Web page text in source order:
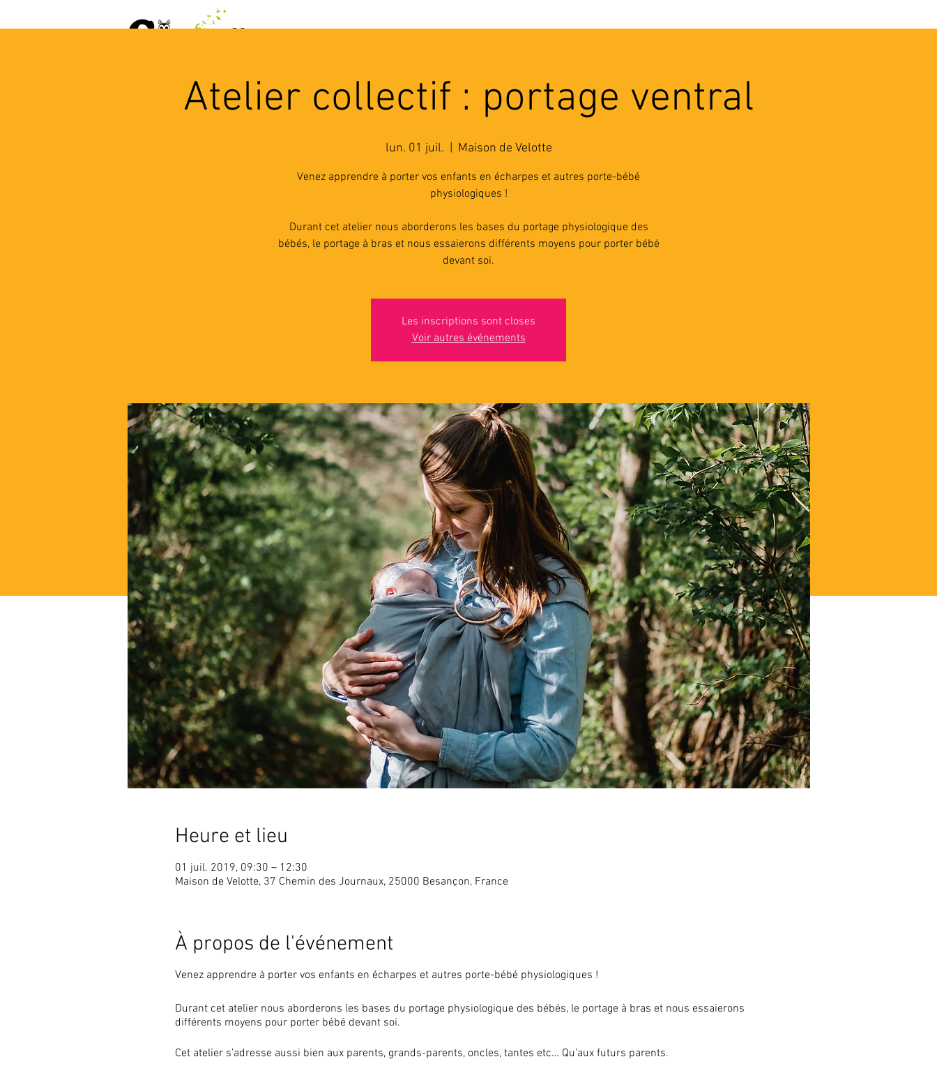
Atelier collectif : portage ventral
lun. 01 juil. Maison de Velotte
Venez apprendre à porter vos enfants en écharpes et autres porte-bébé
physiologiques !
Durant cet atelier nous aborderons les bases du portage physiologique des
bébés, le portage à bras et nous essaierons différents moyens pour porter bébé
devant soi.
Les inscriptions sont closes
Voir autres événements
Heure et lieu
01 juil. 2019, 09:30 – 12:30
Maison de Velotte, 37 Chemin des Journaux, 25000 Besançon, France
À propos de l'événement
Venez apprendre à porter vos enfants en écharpes et autres porte-bébé physiologiques !
Durant cet atelier nous aborderons les bases du portage physiologique des bébés, le portage à bras et nous essaierons
différents moyens pour porter bébé devant soi.
Cet atelier s’adresse aussi bien aux parents, grands-parents, oncles, tantes etc… Qu’aux futurs parents.